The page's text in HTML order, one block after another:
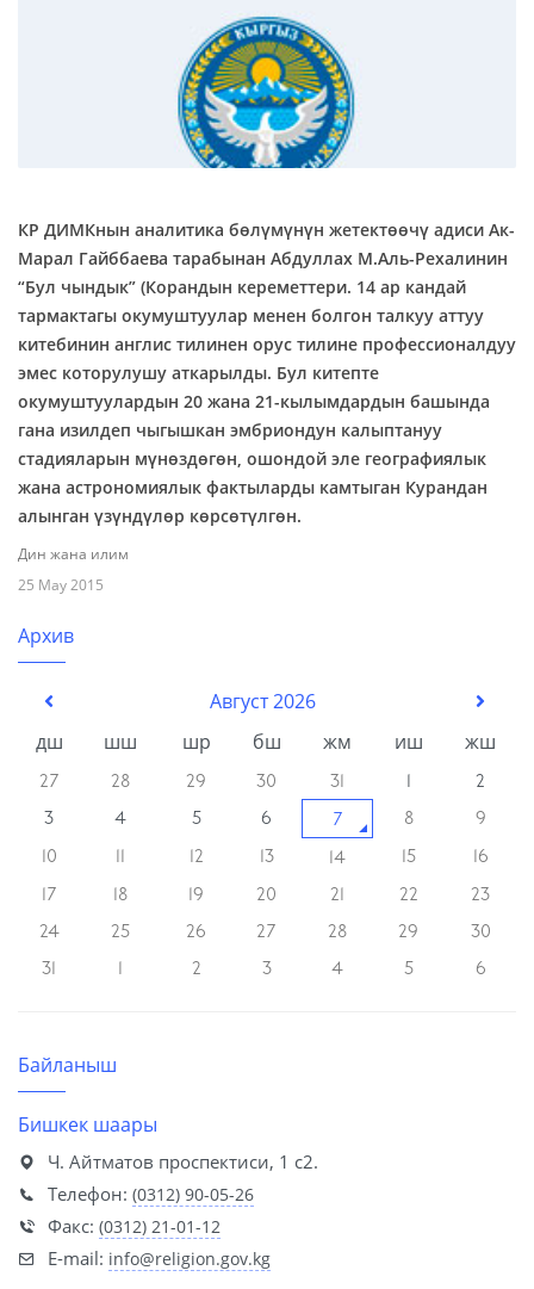
КР ДИМКнын аналитика бөлүмүнүн жетектөөчү адиси Ак-
Марал Гайббаева тарабынан Абдуллах М.Аль-Рехалинин
“Бул чындык” (Корандын кереметтери. 14 ар кандай
тармактагы окумуштуулар менен болгон талкуу аттуу
китебинин англис тилинен орус тилине профессионалдуу
эмес которулушу аткарылды. Бул китепте
окумуштуулардын 20 жана 21-кылымдардын башында
гана изилдеп чыгышкан эмбриондун калыптануу
стадияларын мүнөздөгөн, ошондой эле географиялык
жана астрономиялык фактыларды камтыган Курандан
алынган үзүндүлөр көрсөтүлгөн.
Дин жана илим
25 May 2015
Архив
Август 2026
дш
шш шр бш жм иш жш
27 28 29 30 31
2
3
4 5 6 7 8
9
10
12 13 14 15
16
17
18 19 20 21 22
23
24
25 26 27 28 29
30
31
2 3 4 5 6
Байланыш
Бишкек шаары
Ч. Айтматов проспектиси, 1 с2.
Телефон: (0312) 90-05-26
Факс: (0312) 21-01-12
E-mail: info@religion.gov.kg